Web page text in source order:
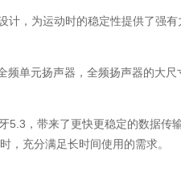
计，为运动时的稳定性提供了强
频单元扬声器，全频扬声器的大
5.3，带来了更快更稳定的数据
，充分满足长时间使用的需求。